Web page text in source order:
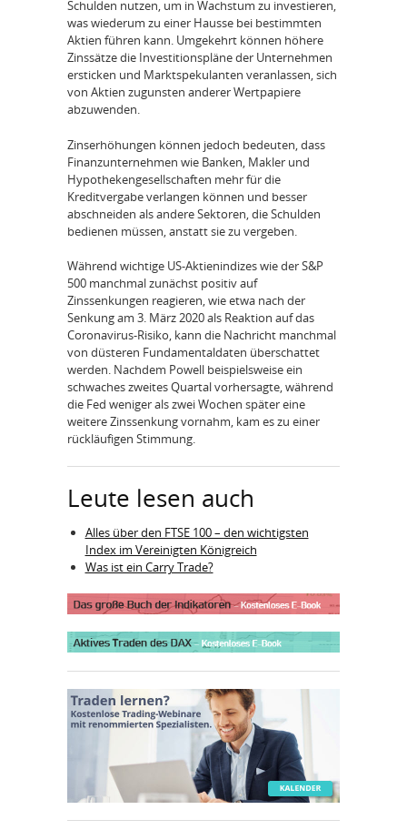
Schulden nutzen, um in Wachstum zu investieren,
was wiederum zu einer Hausse bei bestimmten
Aktien führen kann. Umgekehrt können höhere
Zinssätze die Investitionspläne der Unternehmen
ersticken und Marktspekulanten veranlassen, sich
von Aktien zugunsten anderer Wertpapiere
abzuwenden.
Zinserhöhungen können jedoch bedeuten, dass
Finanzunternehmen wie Banken, Makler und
Hypothekengesellschaften mehr für die
Kreditvergabe verlangen können und besser
abschneiden als andere Sektoren, die Schulden
bedienen müssen, anstatt sie zu vergeben.
Während wichtige US-Aktienindizes wie der S&P
500 manchmal zunächst positiv auf
Zinssenkungen reagieren, wie etwa nach der
Senkung am 3. März 2020 als Reaktion auf das
Coronavirus-Risiko, kann die Nachricht manchmal
von düsteren Fundamentaldaten überschattet
werden. Nachdem Powell beispielsweise ein
schwaches zweites Quartal vorhersagte, während
die Fed weniger als zwei Wochen später eine
weitere Zinssenkung vornahm, kam es zu einer
rückläufigen Stimmung.
Leute lesen auch
Alles über den FTSE 100 – den wichtigsten
Index im Vereinigten Königreich
Was ist ein Carry Trade?